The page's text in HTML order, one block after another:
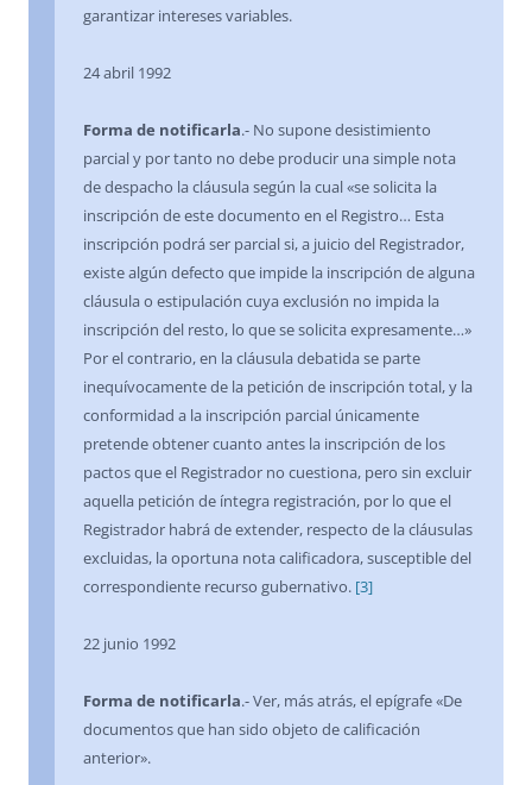
garantizar intereses variables.
24 abril 1992
Forma de notificarla.- No supone desistimiento
parcial y por tanto no debe producir una simple nota
de despacho la cláusula según la cual «se solicita la
inscripción de este documento en el Registro… Esta
inscripción podrá ser parcial si, a juicio del Registrador,
existe algún defecto que impide la inscripción de alguna
cláusula o estipulación cuya exclusión no impida la
inscripción del resto, lo que se solicita expresamente…»
Por el contrario, en la cláusula debatida se parte
inequívocamente de la petición de inscripción total, y la
conformidad a la inscripción parcial únicamente
pretende obtener cuanto antes la inscripción de los
pactos que el Registrador no cuestiona, pero sin excluir
aquella petición de íntegra registración, por lo que el
Registrador habrá de extender, respecto de la cláusulas
excluidas, la oportuna nota calificadora, susceptible del
correspondiente recurso gubernativo. [3]
22 junio 1992
Forma de notificarla.- Ver, más atrás, el epígrafe «De
documentos que han sido objeto de calificación
anterior».